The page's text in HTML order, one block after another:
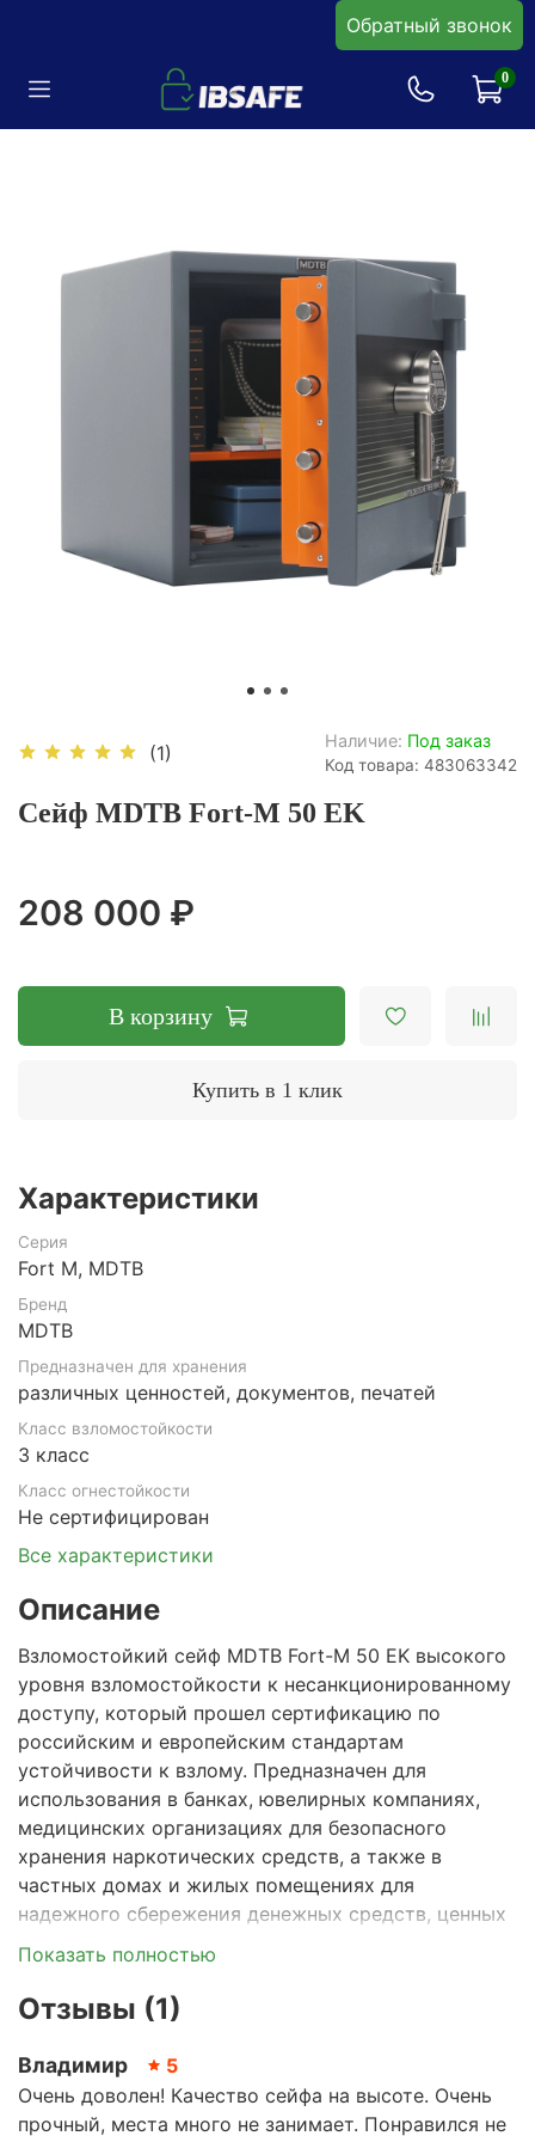
Обратный звонок
0
(1)
Наличие: Под заказ
Код товара: 483063342
Сейф MDTB Fort-M 50 EK
208 000 ₽
В корзину
Купить в 1 клик
Характеристики
Серия
Fort M, MDTB
Бренд
MDTB
Предназначен для хранения
различных ценностей, документов, печатей
Класс взломостойкости
3 класс
Класс огнестойкости
Не сертифицирован
Все характеристики
Описание
Взломостойкий сейф MDTB Fort-M 50 EK высокого
уровня взломостойкости к несанкционированному
доступу, который прошел сертификацию по
российским и европейским стандартам
устойчивости к взлому. Предназначен для
использования в банках, ювелирных компаниях,
медицинских организациях для безопасного
хранения наркотических средств, а также в
частных домах и жилых помещениях для
надежного сбережения денежных средств, ценных
бумаг, документов, антиквариата, ценных
предметов искусства и эксклюзивных коллекций.
Серия сейфов Fort
поставщиков сейфов и других инженерно-
технических средств безопасности (РАПС).
Показать полностью
Отзывы (1)
Владимир
5
Очень доволен! Качество сейфа на высоте. Очень
прочный, места много не занимает. Понравился не